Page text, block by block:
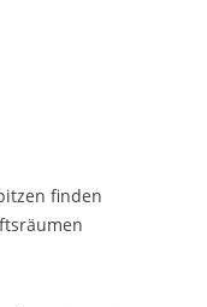
finden